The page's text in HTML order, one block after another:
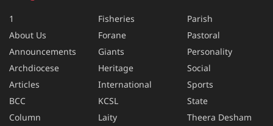
1
About Us
Announcements
Archdiocese
Articles
BCC
Column
Fisheries
Forane
Giants
Heritage
International
KCSL
Laity
Parish
Pastoral
Personality
Social
Sports
State
Theera Desham